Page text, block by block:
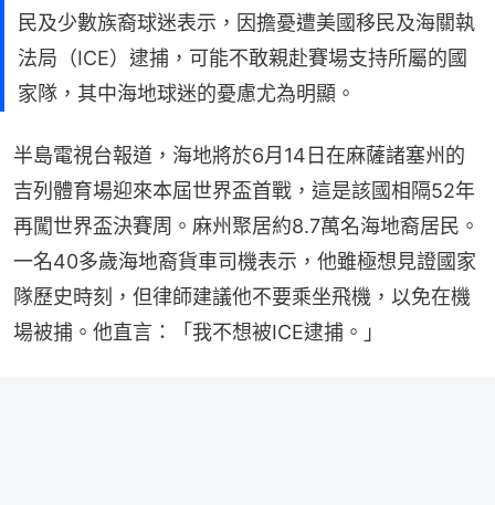
民及少數族裔球迷表示，因擔憂遭美國移民及海關執
法局（ICE）逮捕，可能不敢親赴賽場支持所屬的國
家隊，其中海地球迷的憂慮尤為明顯。
半島電視台報道，海地將於6月14日在麻薩諸塞州的
吉列體育場迎來本屆世界盃首戰，這是該國相隔52年
再闖世界盃決賽周。麻州聚居約8.7萬名海地裔居民。
一名40多歲海地裔貨車司機表示，他雖極想見證國家
隊歷史時刻，但律師建議他不要乘坐飛機，以免在機
場被捕。他直言：「我不想被ICE逮捕。」